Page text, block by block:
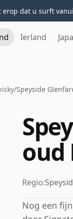
erop dat u surft
Ierland
/Speyside
oud
Regio:
Nog een